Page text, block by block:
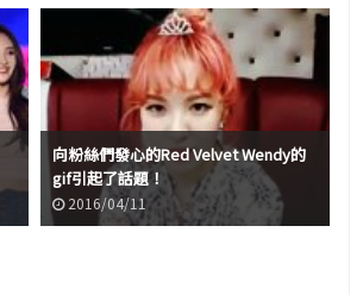
向粉絲們發心的Red Velvet Wendy的
gif引起了話題！
2016/04/11